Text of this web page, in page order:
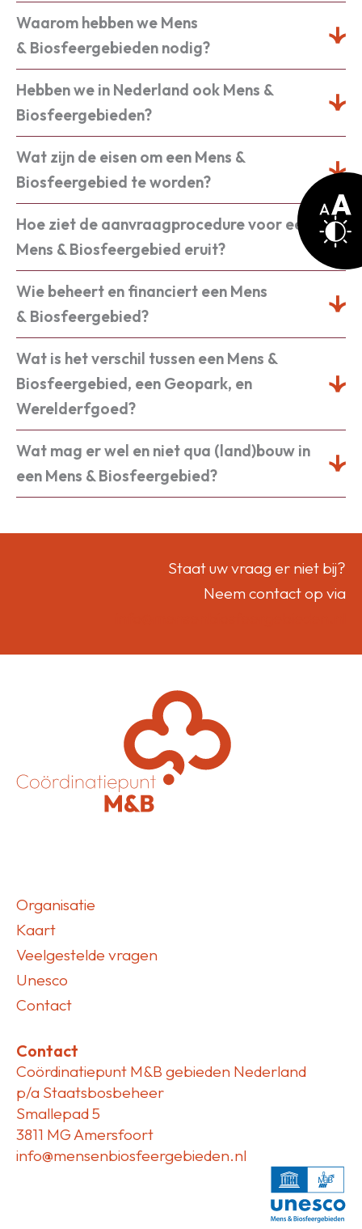
Waarom hebben we Mens
& Biosfeergebieden nodig?
Hebben we in Nederland ook Mens &
Biosfeergebieden?
Wat zijn de eisen om een Mens &
Biosfeergebied te worden?
Hoe ziet de aanvraagprocedure voor een
Mens & Biosfeergebied eruit?
Wie beheert en financiert een Mens
& Biosfeergebied?
Wat is het verschil tussen een Mens &
Biosfeergebied, een Geopark, en
Werelderfgoed?
Wat mag er wel en niet qua (land)bouw in
een Mens & Biosfeergebied?
Staat uw vraag er niet bij?
Neem contact op via
Organisatie
Kaart
Veelgestelde vragen
Unesco
Contact
Contact
Coördinatiepunt M&B gebieden Nederland
p/a Staatsbosbeheer
Smallepad 5
3811 MG Amersfoort
info@mensenbiosfeergebieden.nl
Pas
aan